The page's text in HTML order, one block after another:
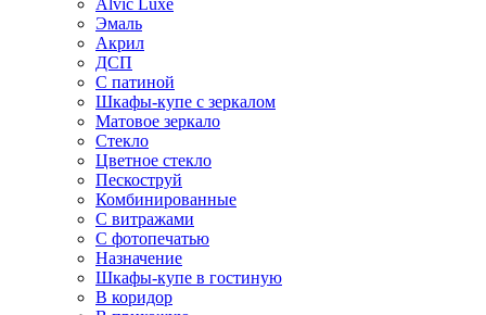
Alvic Luxe
Эмаль
Акрил
ДСП
С патиной
Шкафы-купе с зеркалом
Матовое зеркало
Стекло
Цветное стекло
Пескоструй
Комбинированные
С витражами
С фотопечатью
Назначение
Шкафы-купе в гостиную
В коридор